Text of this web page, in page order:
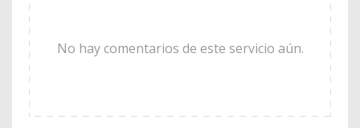
No hay comentarios de este servicio aún.